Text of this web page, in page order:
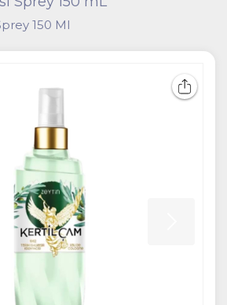
150 Ml